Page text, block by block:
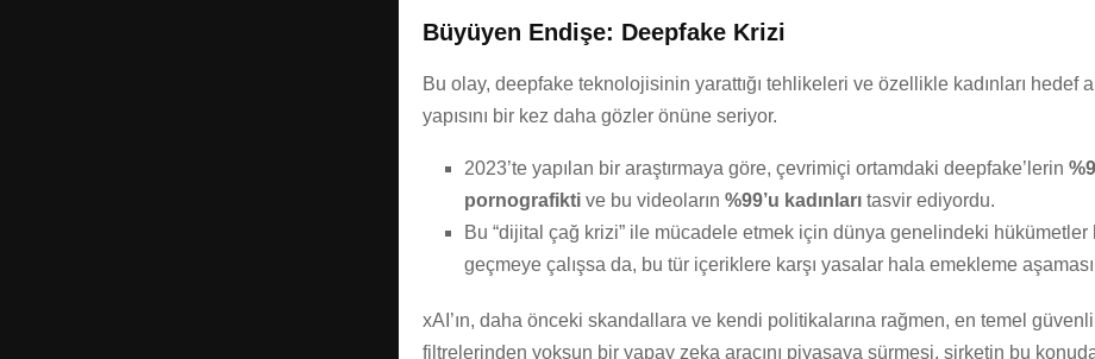
Büyüyen Endişe: Deepfake Krizi
Bu olay, deepfake teknolojisinin yarattığı tehlikeleri ve özellikle kadınları hedef
yapısını bir kez daha gözler önüne seriyor.
2023’te yapılan bir araştırmaya göre, çevrimiçi ortamdaki deepfake’lerin
pornografikti ve bu videoların %99’u kadınları tasvir ediyordu.
Bu “dijital çağ krizi” ile mücadele etmek için dünya genelindeki hükümetler
geçmeye çalışsa da, bu tür içeriklere karşı yasalar hala emekleme
xAI’ın, daha önceki skandallara ve kendi politikalarına rağmen, en temel
filtrelerinden yoksun bir yapay zeka aracını piyasaya sürmesi, şirketin bu